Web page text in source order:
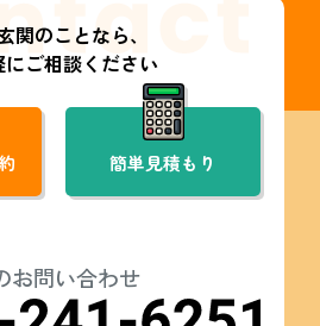
関のことなら、
にご相談ください
簡単見積もり
お問い合わせ